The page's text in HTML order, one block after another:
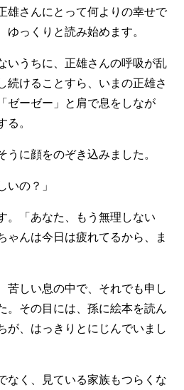
雄さんにとって何よりの幸せで
っくりと読み始めます。
いうちに、正雄さんの呼吸が乱
続けることすら、いまの正雄さ
ゼーゼー」と肩で息をしなが
。
に顔をのぞき込みました。
いの？」
。「あなた、もう無理しない
んは今日は疲れてるから、ま
苦しい息の中で、それでも申し
。その目には、孫に絵本を読ん
が、はっきりとにじんでいまし
なく、見ている家族もつらくな